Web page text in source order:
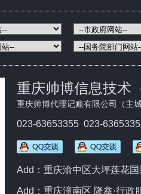
重庆帅博信息技术
重庆帅博代理记账有限公司（主
023-63653355 023-
Add：重庆渝中区大坪莲花
Add：重庆潼南区 隆鑫·行政